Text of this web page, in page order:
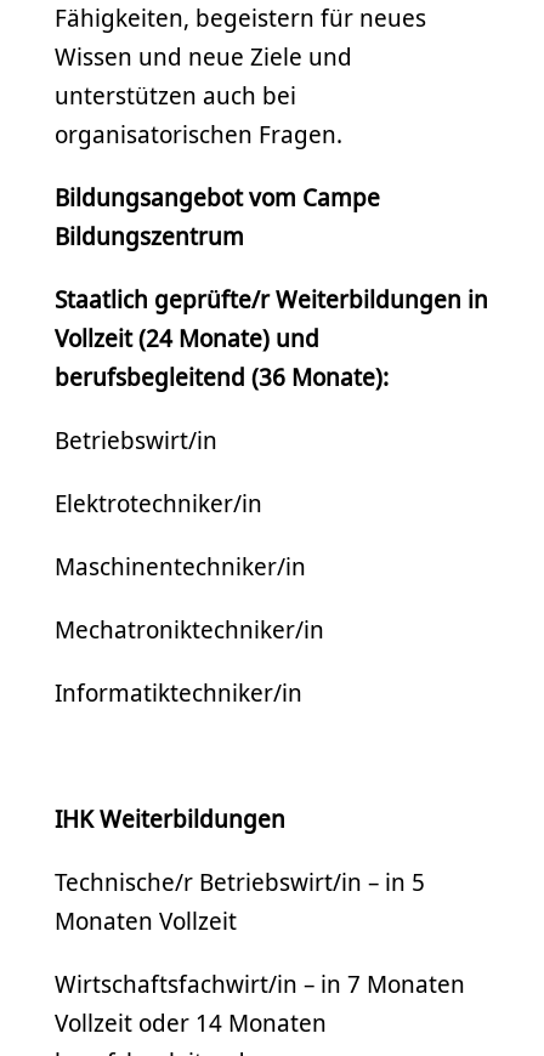
Fähigkeiten, begeistern für neues
Wissen und neue Ziele und
unterstützen auch bei
organisatorischen Fragen.
Bildungsangebot vom Campe
Bildungszentrum
Staatlich geprüfte/r Weiterbildungen in
Vollzeit (24 Monate) und
berufsbegleitend (36 Monate):
Betriebswirt/in
Elektrotechniker/in
Maschinentechniker/in
Mechatroniktechniker/in
Informatiktechniker/in
IHK Weiterbildungen
Technische/r Betriebswirt/in – in 5
Monaten Vollzeit
Wirtschaftsfachwirt/in – in 7 Monaten
Vollzeit oder 14 Monaten